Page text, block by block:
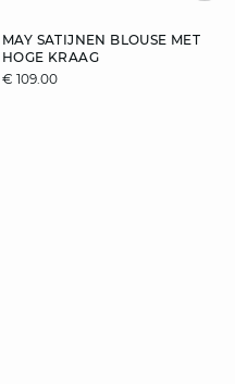
MAY SATIJNEN BLOUSE MET
HOGE KRAAG
€ 109.00